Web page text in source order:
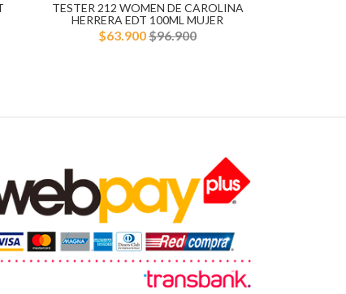
TESTER 212 WOMEN DE CAROLINA
HERRERA EDT 100ML MUJER
$63.900$96.900